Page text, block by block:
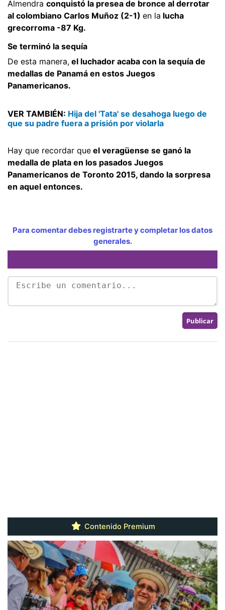
Almendra conquistó la presea de bronce al derrotar
al colombiano Carlos Muñoz (2-1) en la lucha
grecorroma -87 Kg.
Se terminó la sequía
De esta manera, el luchador acaba con la sequía de
medallas de Panamá en estos Juegos
Panamericanos.
VER TAMBIÉN: Hija del 'Tata' se desahoga luego de
que su padre fuera a prisión por violarla
Hay que recordar que el veragüense se ganó la
medalla de plata en los pasados Juegos
Panamericanos de Toronto 2015, dando la sorpresa
en aquel entonces.
Para comentar debes registrarte y completar los datos
generales.
Contenido Premium